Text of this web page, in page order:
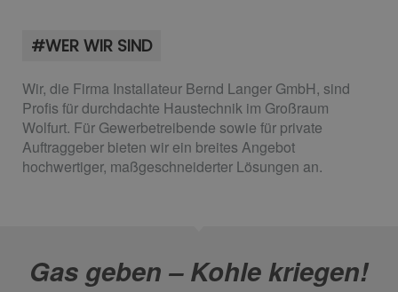
#WER WIR SIND
Wir, die Firma Installateur Bernd Langer GmbH, sind
Profis für durchdachte Haustechnik im Großraum
Wolfurt. Für Gewerbetreibende sowie für private
Auftraggeber bieten wir ein breites Angebot
hochwertiger, maßgeschneiderter Lösungen an.
Gas geben – Kohle kriegen!